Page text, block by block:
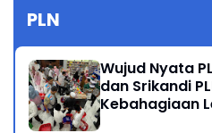
PLN
Wujud Nyata
dan Srikandi
Kebahagiaan